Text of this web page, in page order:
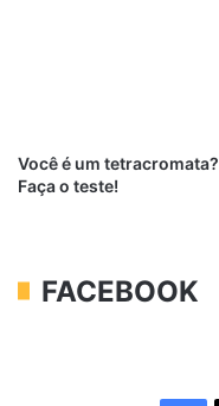
Você é um tetracromata?
Faça o teste!
FACEBOOK